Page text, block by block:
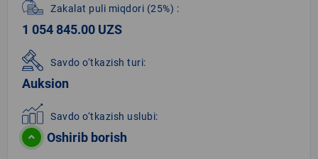
Zakalat puli miqdori (25%) :
1 054 845.00 UZS
Savdo o‘tkazish turi:
Auksion
Savdo o‘tkazish uslubi:
Oshirib borish